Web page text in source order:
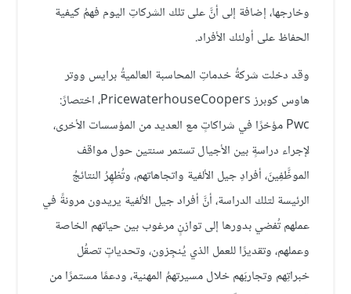
وخارجها، إضافة إلى أنَّ على تلك الشركاتِ اليوم فهمُ كيفية
الحفاظ على أولئك الأفراد.
وقد دخلت شركةُ خدماتِ المحاسبة العالميةُ برايس ووتر
هاوس كوبرز PricewaterhouseCoopers، اختصارً:
Pwc مؤخرًا في شراكاتٍ مع العديد من المؤسسات الأخرى،
لإجراء دراسةٍ بين الأجيال تستمر سنتين حول مواقف
الموظَّفِينَ، أفرادِ جيل الألفية واتجاهاتهم، وتُظهِرُ النتائجُ
الرئيسة لتلك الدراسة، أنَّ أفراد جيل الألفية يريدون مرونةً في
عملهم تُفضي بدورها إلى توازنٍ مرغوب بين حياتهم الخاصة
وعملهم، وتقديرًا للعمل الذي يُنجِزون، وتحدياتٍ تصقُل
خبراتِهم وتجاربَهم خلال مسيرتهمُ المهنية، ودعمًا مستمرًا من